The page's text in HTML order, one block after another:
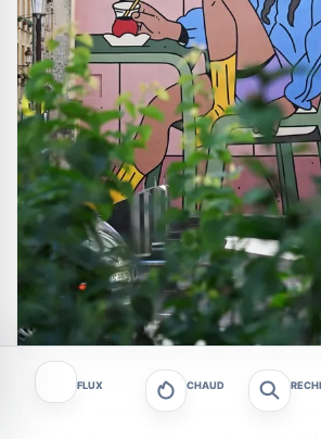
Le FRAC Lorraine, 1 bis rue des
FLUX CHAUD